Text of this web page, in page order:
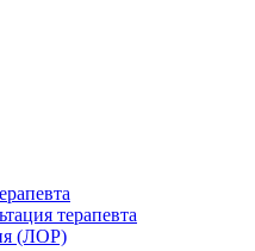
терапевта
(ЛОР)